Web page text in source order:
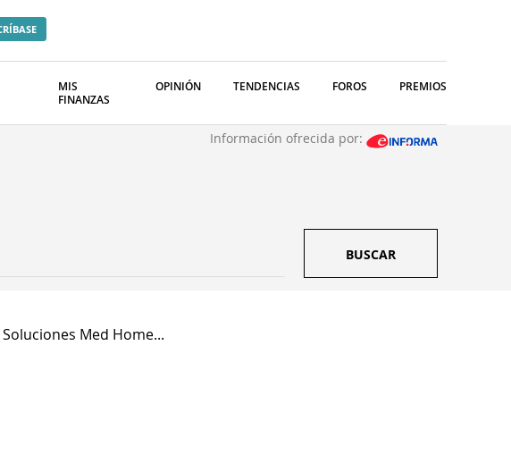
MIS
FINANZAS
OPINIÓN TENDENCIAS FOROS PREMIOS
Información ofrecida por:
BUSCAR
Soluciones Med Home...